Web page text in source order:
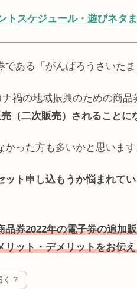
スケジュール・遊びネタま
ある「がんばろうさいたま
禍の地域振興のための商品
（二次販売）されることに
った方も多いかと思います
ト申し込もうか悩まれて
券2022年の電子券の追加
ット・デメリットをお伝
？